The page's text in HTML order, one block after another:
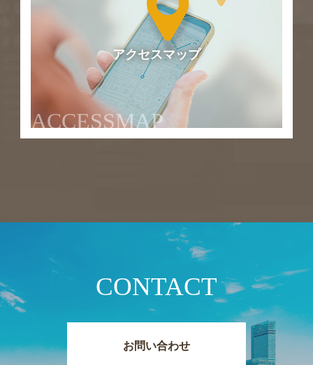
アクセスマップ
ACCESSMAP
CONTACT
お問い合わせ